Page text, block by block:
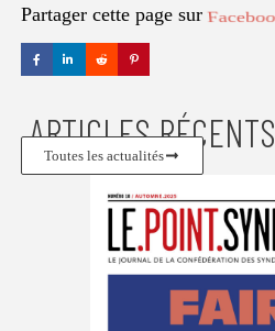
Partager cette page sur
ARTICLES RÉCENTS
Toutes les actualités